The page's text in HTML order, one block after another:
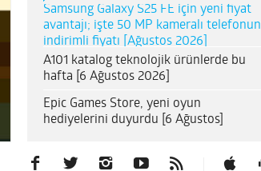
Samsung Galaxy S25 FE için yeni fiyat
avantajı; işte 50 MP kameralı telefonun
indirimli fiyatı [Ağustos 2026]
A101 katalog teknolojik ürünlerde bu
hafta [6 Ağustos 2026]
Epic Games Store, yeni oyun
hediyelerini duyurdu [6 Ağustos]